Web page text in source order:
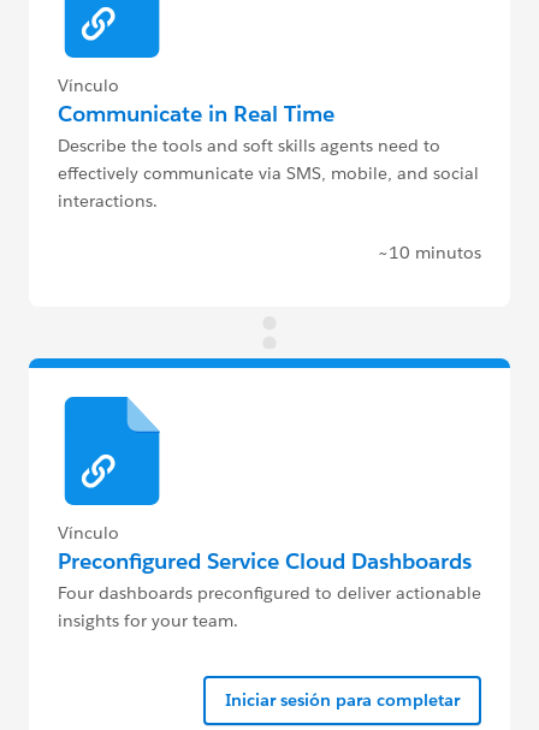
Vínculo
Communicate in Real Time
Describe the tools and soft skills agents need to
effectively communicate via SMS, mobile, and social
interactions.
~10 minutos
Vínculo
Preconfigured Service Cloud Dashboards
Four dashboards preconfigured to deliver actionable
insights for your team.
Iniciar sesión para completar